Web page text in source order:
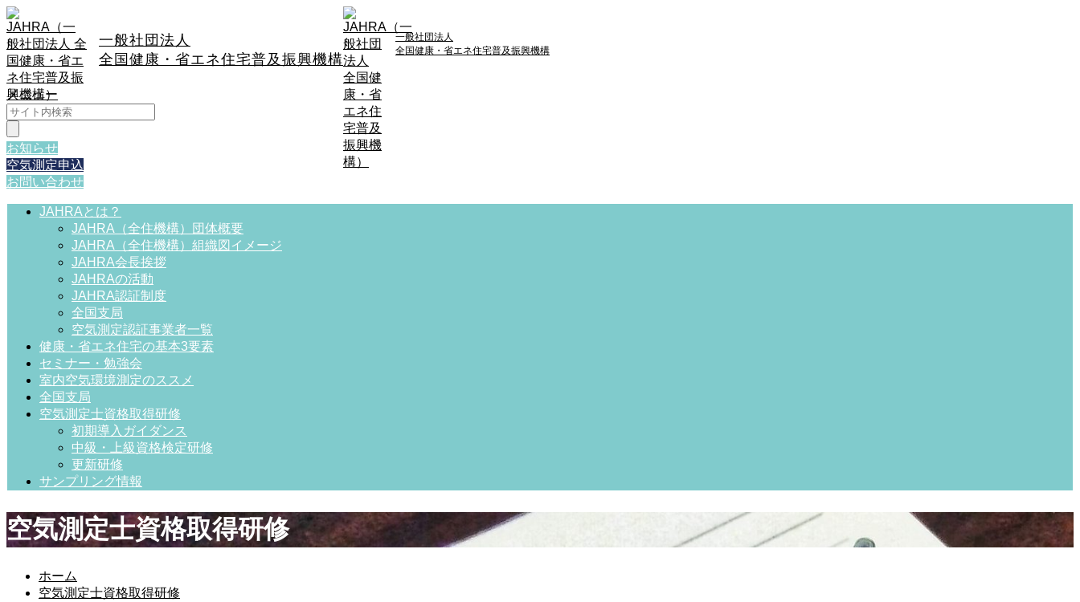
一般社団法人
全国健康・省エネ住宅普及振興機構
一般社団法人
全国健康・省エネ住宅普及振興機構
メニュー
検
索:
お知らせ
空気測定申込
お問い合わせ
JAHRAとは？
JAHRA（全住機構）団体概要
JAHRA（全住機構）組織図イメージ
JAHRA会長挨拶
JAHRAの活動
JAHRA認証制度
全国支局
空気測定認証事業者一覧
健康・省エネ住宅の基本3要素
セミナー・勉強会
室内空気環境測定のススメ
全国支局
空気測定士資格取得研修
初期導入ガイダンス
中級・上級資格検定研修
更新研修
サンプリング情報
空気測定士資格取得研修
ホーム
空気測定士資格取得研修